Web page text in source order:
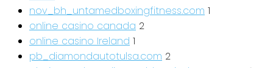
nov_bh_untamedboxingfitness.com 1
online casino canada 2
online casino Ireland 1
pb_diamondautotulsa.com 2